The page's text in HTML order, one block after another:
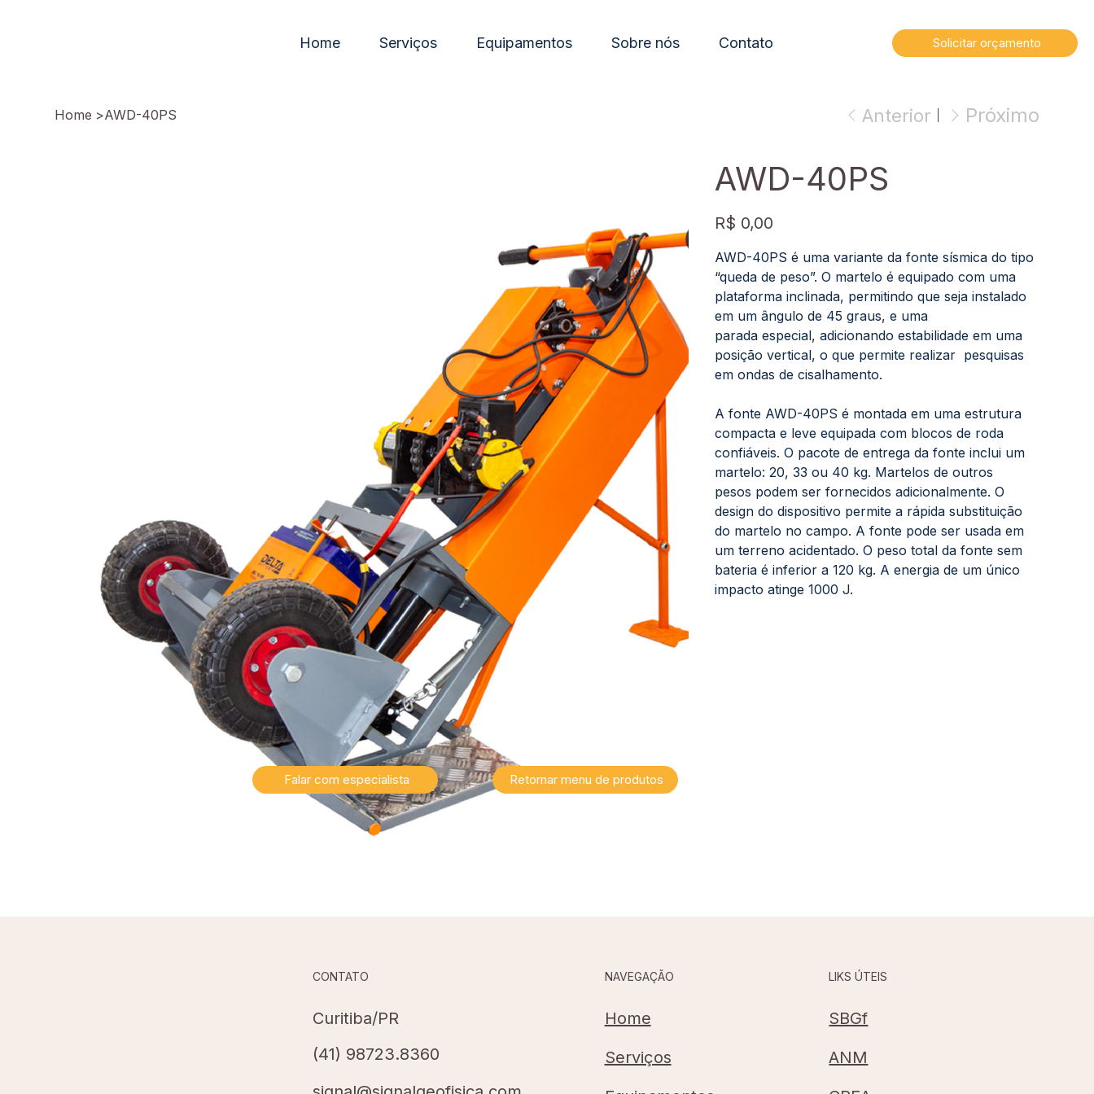
Home Serviços Equipamentos Sobre nós Contato Solicitar orçamento
Home >AWD-40PS Anterior Próximo
AWD-40PS
Preço
R$ 0,00
AWD-40PS é uma variante da fonte sísmica do tipo
“queda de peso”. O martelo é equipado com uma
plataforma inclinada, permitindo que seja instalado
em um ângulo de 45 graus, e uma
parada especial, adicionando estabilidade em uma
posição vertical, o que permite realizar pesquisas
em ondas de cisalhamento.
A fonte AWD-40PS é montada em uma estrutura
compacta e leve equipada com blocos de roda
confiáveis. O pacote de entrega da fonte inclui um
martelo: 20, 33 ou 40 kg. Martelos de outros
pesos podem ser fornecidos adicionalmente. O
design do dispositivo permite a rápida substituição
do martelo no campo. A fonte pode ser usada em
um terreno acidentado. O peso total da fonte sem
bateria é inferior a 120 kg. A energia de um único
impacto atinge 1000 J.
Falar com especialista Retornar menu de produtos
CONTATO
Curitiba/PR
(41) 98723.8360
NAVEGAÇÃO
Home
Serviços
LIKS ÚTEIS
SBGf
ANM